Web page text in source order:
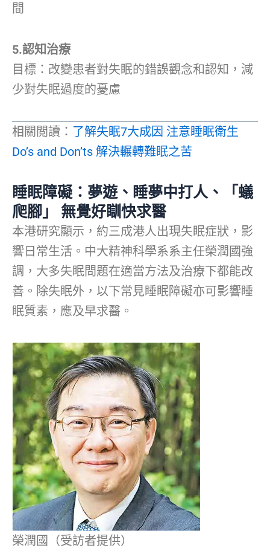
間
5.認知治療
目標：改變患者對失眠的錯誤觀念和認知，減
少對失眠過度的憂慮
相關閲讀： 了解失眠7大成因 注意睡眠衛生
Do’s and Don’ts 解決輾轉難眠之苦
睡眠障礙：夢遊、睡夢中打人、「蟻
爬腳」 無覺好瞓快求醫
本港研究顯示，約三成港人出現失眠症狀，影
響日常生活。中大精神科學系系主任榮潤國強
調，大多失眠問題在適當方法及治療下都能改
善。除失眠外，以下常見睡眠障礙亦可影響睡
眠質素，應及早求醫。
榮潤國（受訪者提供）